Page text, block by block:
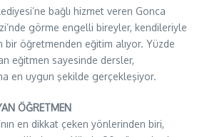
bağlı hizmet veren Gonca
görme engelli bireyler, kendileriyle
bir öğretmenden eğitim alıyor. Yüzde
eğitmen sayesinde dersler,
en uygun şekilde gerçekleşiyor.
ÖĞRETMEN
en dikkat çeken yönlerinden biri,